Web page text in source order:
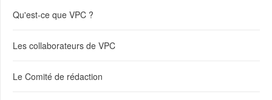
Qu'est-ce que VPC ?
Les collaborateurs de VPC
Le Comité de rédaction